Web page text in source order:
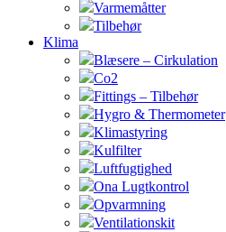
Varmemåtter
Tilbehør
Klima
Blæsere – Cirkulation
Co2
Fittings – Tilbehør
Hygro & Thermometer
Klimastyring
Kulfilter
Luftfugtighed
Ona Lugtkontrol
Opvarmning
Ventilationskit